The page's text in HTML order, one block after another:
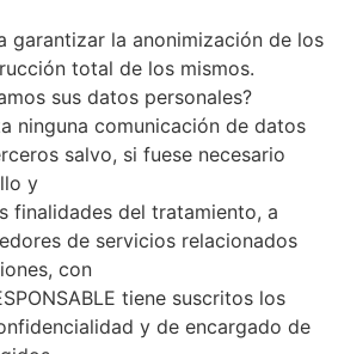
garantizar la anonimización de los
total de los mismos.
sus datos personales?
ninguna comunicación de datos
salvo, si fuese necesario
y
finalidades del tratamiento, a
de servicios relacionados
con
tiene suscritos los
y de encargado de